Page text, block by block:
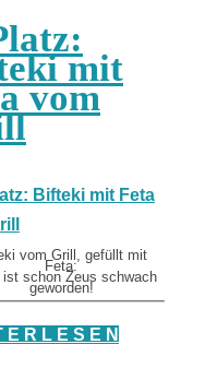
mit
vom
vom Grill, gefüllt mit
Feta:
ist schon Zeus schwach
geworden!
E R L E S E N